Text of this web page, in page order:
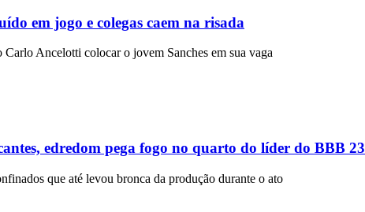
em jogo e colegas caem na risada
Ancelotti colocar o jovem Sanches em sua vaga
edredom pega fogo no quarto do líder do BBB 23
que até levou bronca da produção durante o ato